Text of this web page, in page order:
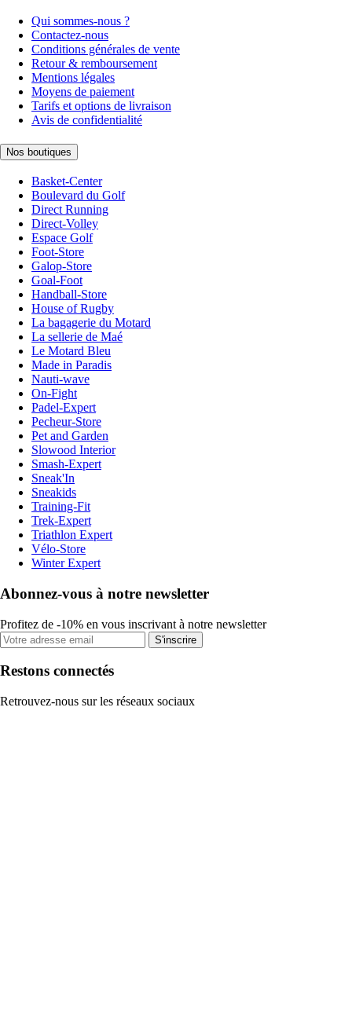
Qui sommes-nous ?
Contactez-nous
Conditions générales de vente
Retour & remboursement
Mentions légales
Moyens de paiement
Tarifs et options de livraison
Avis de confidentialité
Nos boutiques
Basket-Center
Boulevard du Golf
Direct Running
Direct-Volley
Espace Golf
Foot-Store
Galop-Store
Goal-Foot
Handball-Store
House of Rugby
La bagagerie du Motard
La sellerie de Maé
Le Motard Bleu
Made in Paradis
Nauti-wave
On-Fight
Padel-Expert
Pecheur-Store
Pet and Garden
Slowood Interior
Smash-Expert
Sneak'In
Sneakids
Training-Fit
Trek-Expert
Triathlon Expert
Vélo-Store
Winter Expert
Abonnez-vous à notre newsletter
Profitez de -10% en vous inscrivant à notre newsletter
S'inscrire
Restons connectés
Retrouvez-nous sur les réseaux sociaux